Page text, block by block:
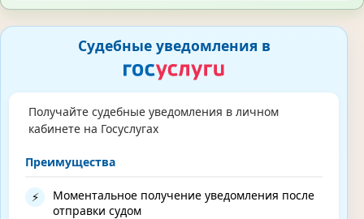
Судебные уведомления в
Получайте судебные уведомления в личном
кабинете на Госуслугах
Преимущества
⚡
Моментальное получение уведомления после
отправки судом